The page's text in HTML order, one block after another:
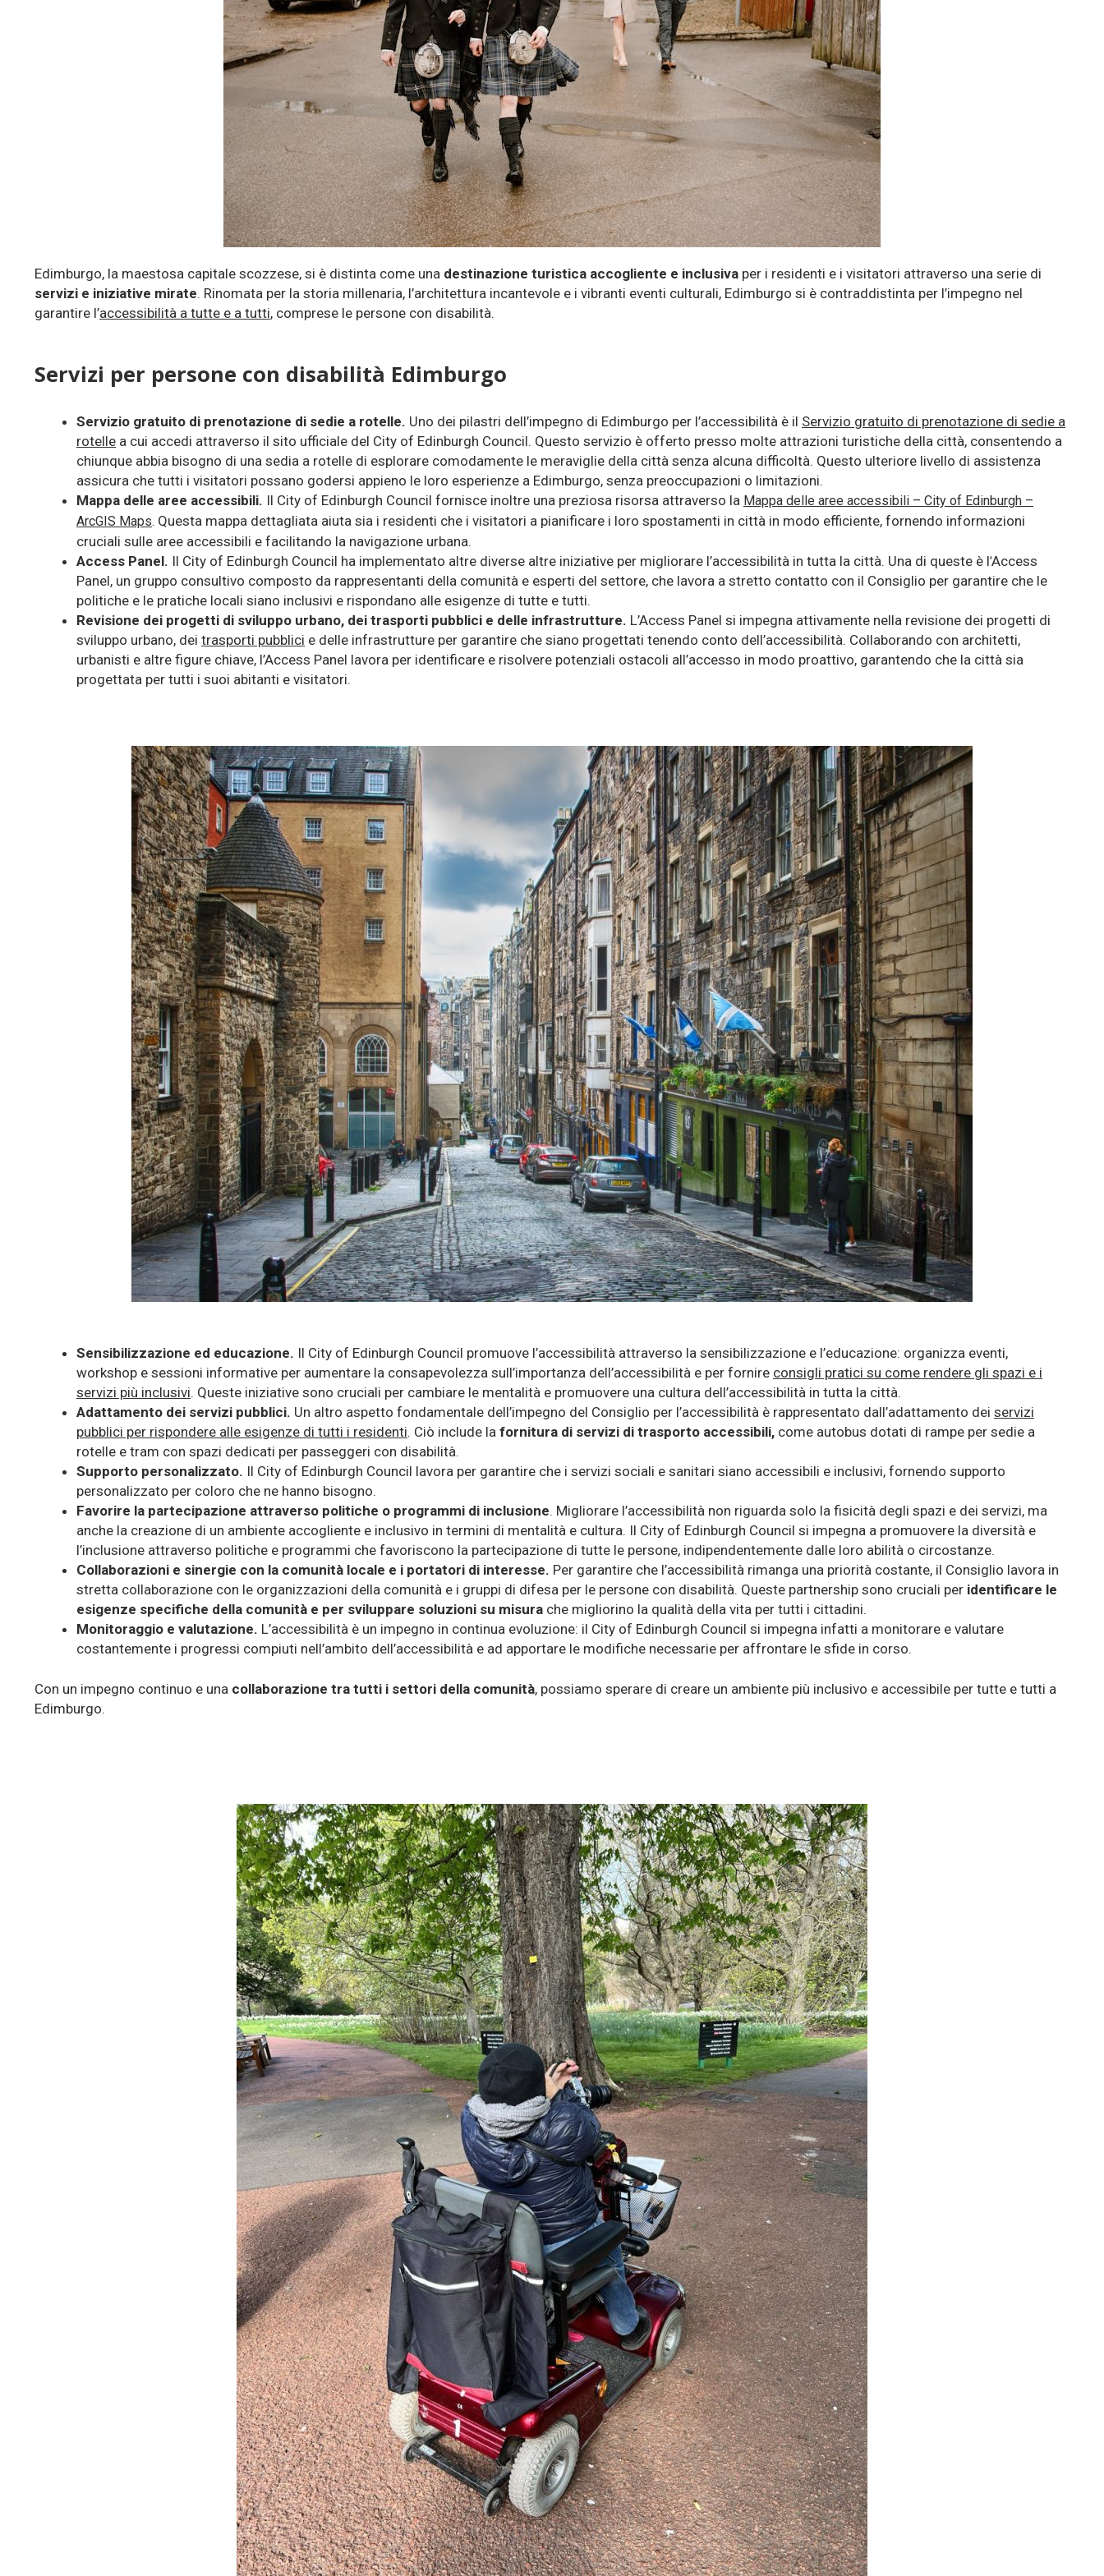
Edimburgo, la maestosa capitale scozzese, si è distinta come una destinazione turistica accogliente e inclusiva per i residenti e i visitatori attraverso una serie di
servizi e iniziative mirate. Rinomata per la storia millenaria, l’architettura incantevole e i vibranti eventi culturali, Edimburgo si è contraddistinta per l’impegno nel
garantire l’accessibilità a tutte e a tutti, comprese le persone con disabilità.
Servizi per persone con disabilità Edimburgo
Servizio gratuito di prenotazione di sedie a rotelle. Uno dei pilastri dell’impegno di Edimburgo per l’accessibilità è il Servizio gratuito di prenotazione di sedie a
rotelle a cui accedi attraverso il sito ufficiale del City of Edinburgh Council. Questo servizio è offerto presso molte attrazioni turistiche della città, consentendo a
chiunque abbia bisogno di una sedia a rotelle di esplorare comodamente le meraviglie della città senza alcuna difficoltà. Questo ulteriore livello di assistenza
assicura che tutti i visitatori possano godersi appieno le loro esperienze a Edimburgo, senza preoccupazioni o limitazioni.
Mappa delle aree accessibili. Il City of Edinburgh Council fornisce inoltre una preziosa risorsa attraverso la Mappa delle aree accessibili – City of Edinburgh –
ArcGIS Maps. Questa mappa dettagliata aiuta sia i residenti che i visitatori a pianificare i loro spostamenti in città in modo efficiente, fornendo informazioni
cruciali sulle aree accessibili e facilitando la navigazione urbana.
Access Panel. Il City of Edinburgh Council ha implementato altre diverse altre iniziative per migliorare l’accessibilità in tutta la città. Una di queste è l’Access
Panel, un gruppo consultivo composto da rappresentanti della comunità e esperti del settore, che lavora a stretto contatto con il Consiglio per garantire che le
politiche e le pratiche locali siano inclusivi e rispondano alle esigenze di tutte e tutti.
Revisione dei progetti di sviluppo urbano, dei trasporti pubblici e delle infrastrutture. L’Access Panel si impegna attivamente nella revisione dei progetti di
sviluppo urbano, dei trasporti pubblici e delle infrastrutture per garantire che siano progettati tenendo conto dell’accessibilità. Collaborando con architetti,
urbanisti e altre figure chiave, l’Access Panel lavora per identificare e risolvere potenziali ostacoli all’accesso in modo proattivo, garantendo che la città sia
progettata per tutti i suoi abitanti e visitatori.
Sensibilizzazione ed educazione. Il City of Edinburgh Council promuove l’accessibilità attraverso la sensibilizzazione e l’educazione: organizza eventi,
workshop e sessioni informative per aumentare la consapevolezza sull’importanza dell’accessibilità e per fornire consigli pratici su come rendere gli spazi e i
servizi più inclusivi. Queste iniziative sono cruciali per cambiare le mentalità e promuovere una cultura dell’accessibilità in tutta la città.
Adattamento dei servizi pubblici. Un altro aspetto fondamentale dell’impegno del Consiglio per l’accessibilità è rappresentato dall’adattamento dei servizi
pubblici per rispondere alle esigenze di tutti i residenti. Ciò include la fornitura di servizi di trasporto accessibili, come autobus dotati di rampe per sedie a
rotelle e tram con spazi dedicati per passeggeri con disabilità.
Supporto personalizzato. Il City of Edinburgh Council lavora per garantire che i servizi sociali e sanitari siano accessibili e inclusivi, fornendo supporto
personalizzato per coloro che ne hanno bisogno.
Favorire la partecipazione attraverso politiche o programmi di inclusione. Migliorare l’accessibilità non riguarda solo la fisicità degli spazi e dei servizi, ma
anche la creazione di un ambiente accogliente e inclusivo in termini di mentalità e cultura. Il City of Edinburgh Council si impegna a promuovere la diversità e
l’inclusione attraverso politiche e programmi che favoriscono la partecipazione di tutte le persone, indipendentemente dalle loro abilità o circostanze.
Collaborazioni e sinergie con la comunità locale e i portatori di interesse. Per garantire che l’accessibilità rimanga una priorità costante, il Consiglio lavora in
stretta collaborazione con le organizzazioni della comunità e i gruppi di difesa per le persone con disabilità. Queste partnership sono cruciali per identificare le
esigenze specifiche della comunità e per sviluppare soluzioni su misura che migliorino la qualità della vita per tutti i cittadini.
Monitoraggio e valutazione. L’accessibilità è un impegno in continua evoluzione: il City of Edinburgh Council si impegna infatti a monitorare e valutare
costantemente i progressi compiuti nell’ambito dell’accessibilità e ad apportare le modifiche necessarie per affrontare le sfide in corso.
Con un impegno continuo e una collaborazione tra tutti i settori della comunità, possiamo sperare di creare un ambiente più inclusivo e accessibile per tutte e tutti a
Edimburgo.